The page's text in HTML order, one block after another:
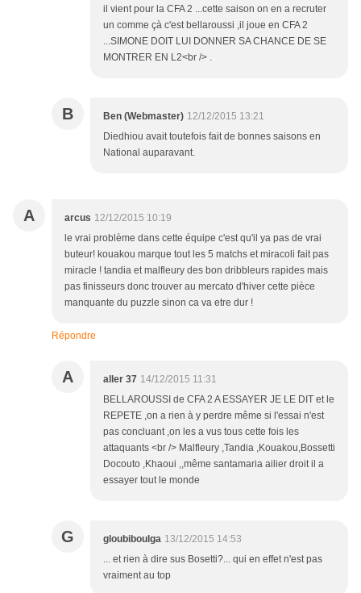
il vient pour la CFA 2 ...cette saison on en a recruter
un comme çà c'est bellaroussi ,il joue en CFA 2
...SIMONE DOIT LUI DONNER SA CHANCE DE SE
MONTRER EN L2<br /> .
B Ben (Webmaster) 12/12/2015 13:21
Diedhiou avait toutefois fait de bonnes saisons en
National auparavant.
A arcus 12/12/2015 10:19
le vrai problème dans cette équipe c'est qu'il ya pas de vrai
buteur! kouakou marque tout les 5 matchs et miracoli fait pas
miracle ! tandia et malfleury des bon dribbleurs rapides mais
pas finisseurs donc trouver au mercato d'hiver cette pièce
manquante du puzzle sinon ca va etre dur !
Répondre
A aller 37 14/12/2015 11:31
BELLAROUSSI de CFA 2 A ESSAYER JE LE DIT et le
REPETE ,on a rien à y perdre même si l'essai n'est
pas concluant ,on les a vus tous cette fois les
attaquants <br /> Malfleury ,Tandia ,Kouakou,Bossetti
Docouto ,Khaoui ,,même santamaria ailier droit il a
essayer tout le monde
G gloubiboulga 13/12/2015 14:53
... et rien à dire sus Bosetti?... qui en effet n'est pas
vraiment au top